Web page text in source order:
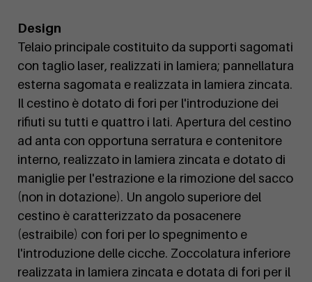
Design
Telaio principale costituito da supporti sagomati
con taglio laser, realizzati in lamiera; pannellatura
esterna sagomata e realizzata in lamiera zincata.
Il cestino è dotato di fori per l'introduzione dei
rifiuti su tutti e quattro i lati. Apertura del cestino
ad anta con opportuna serratura e contenitore
interno, realizzato in lamiera zincata e dotato di
maniglie per l'estrazione e la rimozione del sacco
(non in dotazione). Un angolo superiore del
cestino è caratterizzato da posacenere
(estraibile) con fori per lo spegnimento e
l'introduzione delle cicche. Zoccolatura inferiore
realizzata in lamiera zincata e dotata di fori per il